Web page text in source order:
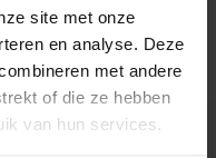
site met onze
en analyse. Deze
met andere
of die ze hebben
van hun services.